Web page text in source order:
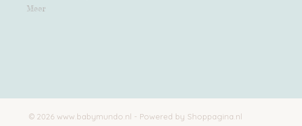
Meer
© 2026 www.babymundo.nl - Powered by Shoppagina.nl